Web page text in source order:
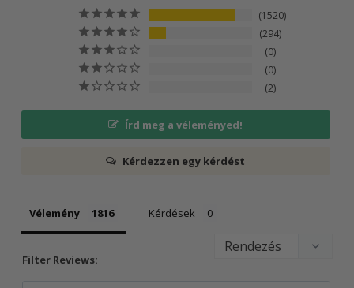
1520
294
0
0
2
Írd meg a véleményed!
Kérdezzen egy kérdést
Vélemény Kérdések
Filter Reviews: